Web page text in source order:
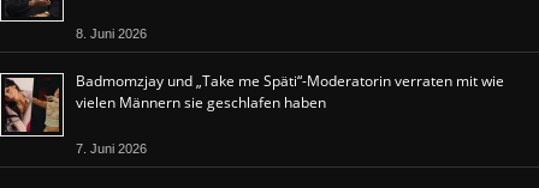
8. Juni 2026
Badmomzjay und „Take me Späti“-Moderatorin verraten mit wie
vielen Männern sie geschlafen haben
7. Juni 2026